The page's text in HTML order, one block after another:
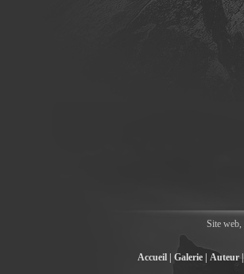
Site web,
Accueil |
Galerie | Auteur |